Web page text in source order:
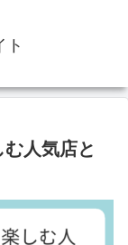
ト
人気店と